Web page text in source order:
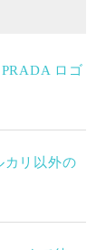
ロゴ
カリ以外の